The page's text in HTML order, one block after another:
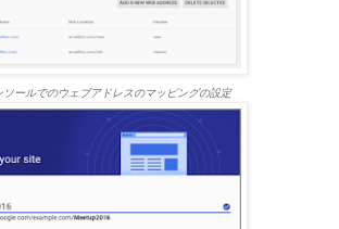
ソールでのウェブアドレスのマッピングの設定